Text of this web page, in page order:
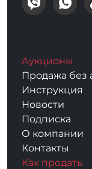
Аукционы
Продажа без
Инструкция
Новости
Подписка
О компании
Контакты
Как продать